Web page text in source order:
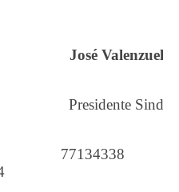
José
Presidente